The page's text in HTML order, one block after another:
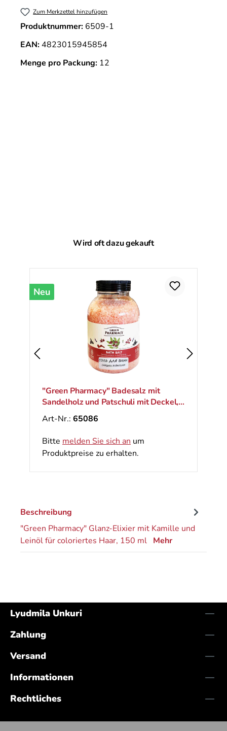
Zum Merkzettel hinzufügen
Produktnummer: 6509-1
EAN:4823015945854
Menge pro Packung: 12
Produktgalerie überspringen
Wird oft dazu gekauft
Neu
"Green Pharmacy" Badesalz mit
Sandelholz und Patschuli mit Deckel,
1000 g
Art-Nr.: 65086
Bitte melden Sie sich an um
Produktpreise zu erhalten.
Beschreibung
"Green Pharmacy" Glanz-Elixier mit Kamille und
Leinöl für coloriertes Haar, 150 ml Mehr
Lyudmila Unkuri
Zahlung
Versand
Informationen
Rechtliches